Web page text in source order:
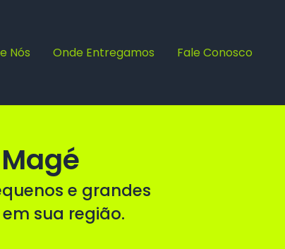
Nós Onde Entregamos Fale Conosco
e grandes
sua região.